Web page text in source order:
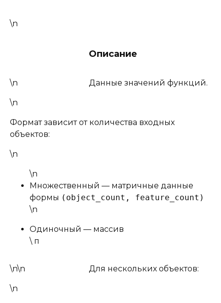
\n
Описание
\n Данные значений функций.
\n
Формат зависит от количества входных
объектов:
\n
\n
Множественный — матричные данные
формы (object_count, feature_count)
\n
Одиночный — массив
\ п
\n\n Для нескольких объектов:
\n